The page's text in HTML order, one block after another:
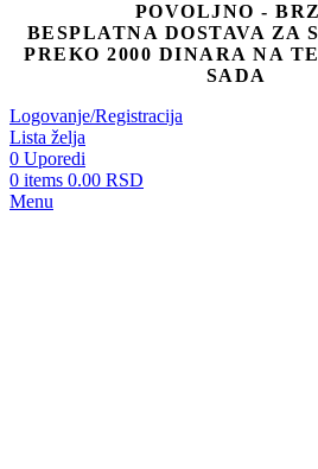
POVOLJNO -
BESPLATNA DOSTAVA ZA
PREKO 2000 DINARA NA
SADA
Logovanje/Registracija
Lista želja
0 Uporedi
0 items 0.00 RSD
Menu